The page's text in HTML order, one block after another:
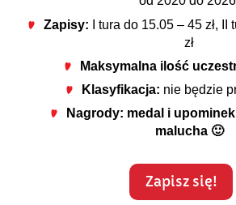
Zapisy:
I tura do 15.05 – 45 zł,
zł
Maksymalna ilość
Klasyfikacja: nie będzie
Nagrody: medal i
malucha 🙂
Zapisz się!